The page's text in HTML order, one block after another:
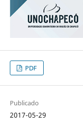
PDF
Publicado
2017-05-29